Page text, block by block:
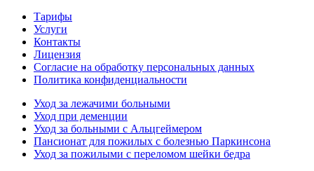
Тарифы
Услуги
Контакты
Лицензия
Согласие на обработку персональных данных
Политика конфиденциальности
Уход за лежачими больными
Уход при деменции
Уход за больными с Альцгеймером
Пансионат для пожилых с болезнью Паркинсона
Уход за пожилыми с переломом шейки бедра